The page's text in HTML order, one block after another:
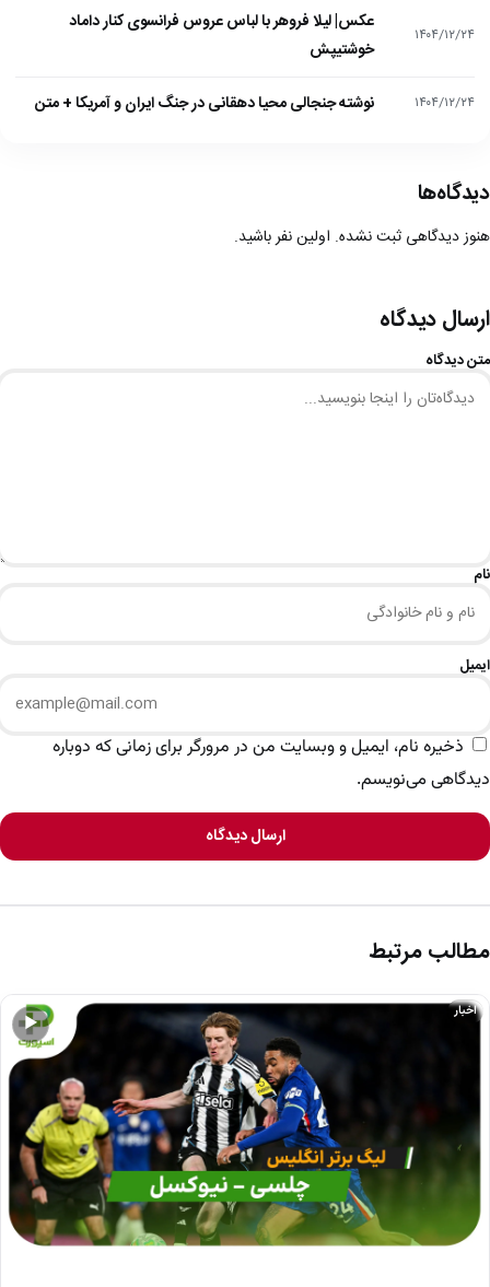
۱۴۰۴/۱۲/۲۴
عکس| لیلا فروهر با لباس عروس فرانسوی کنار داماد
خوشتیپش
۱۴۰۴/۱۲/۲۴ نوشته جنجالی محیا دهقانی در جنگ ایران و آمریکا + متن
دیدگاه‌ها
هنوز دیدگاهی ثبت نشده. اولین نفر باشید.
ارسال دیدگاه
متن دیدگاه
نام
ایمیل
ذخیره نام، ایمیل و وبسایت من در مرورگر برای زمانی که دوباره
دیدگاهی می‌نویسم.
ارسال دیدگاه
مطالب مرتبط
▶
اخبار